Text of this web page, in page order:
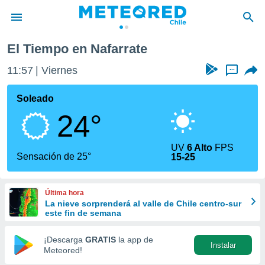
de
por
que se
calidad.
a este
las
y
forma
digital
basada
El Tiempo en Nafarrate
11:57 Viernes ...
Soleado
24°
Sensación de 25°
UV6 Alto FPS
15-25
Última hora
La nieve sorprenderá al valle de Chile centro-sur
este fin de semana
¡Descarga GRATIS la app de
Meteored!
Instalar